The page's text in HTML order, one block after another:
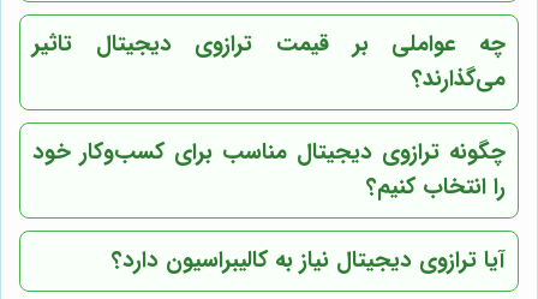
چه عواملی بر قیمت ترازوی دیجیتال تاثیر
می‌گذارند؟
چگونه ترازوی دیجیتال مناسب برای کسب‌وکار خود
را انتخاب کنیم؟
آیا ترازوی دیجیتال نیاز به کالیبراسیون دارد؟